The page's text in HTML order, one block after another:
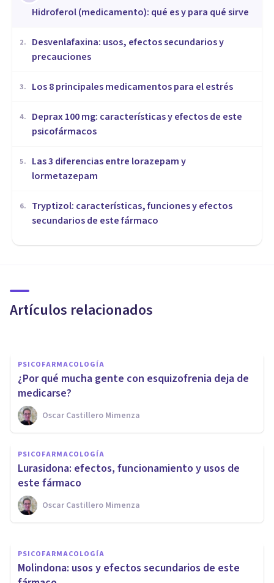
Hidroferol (medicamento): qué es y para qué sirve
2.
Desvenlafaxina: usos, efectos secundarios y
precauciones
3. Los 8 principales medicamentos para el estrés
4.
Deprax 100 mg: características y efectos de este
psicofármacos
5.
Las 3 diferencias entre lorazepam y
lormetazepam
6.
Tryptizol: características, funciones y efectos
secundarios de este fármaco
Artículos relacionados
secundarios de este fármaco
PSICOFARMACOLOGÍA
¿Por qué mucha gente con esquizofrenia deja de
medicarse?
Oscar Castillero Mimenza
PSICOFARMACOLOGÍA
Lurasidona: efectos, funcionamiento y usos de
este fármaco
Oscar Castillero Mimenza
PSICOFARMACOLOGÍA
Aripiprazol: características y
efectos secundarios de este
fármaco
Oscar Castillero Mimenza
PSICOFARMACOLOGÍA
Molindona: usos y efectos secundarios de este